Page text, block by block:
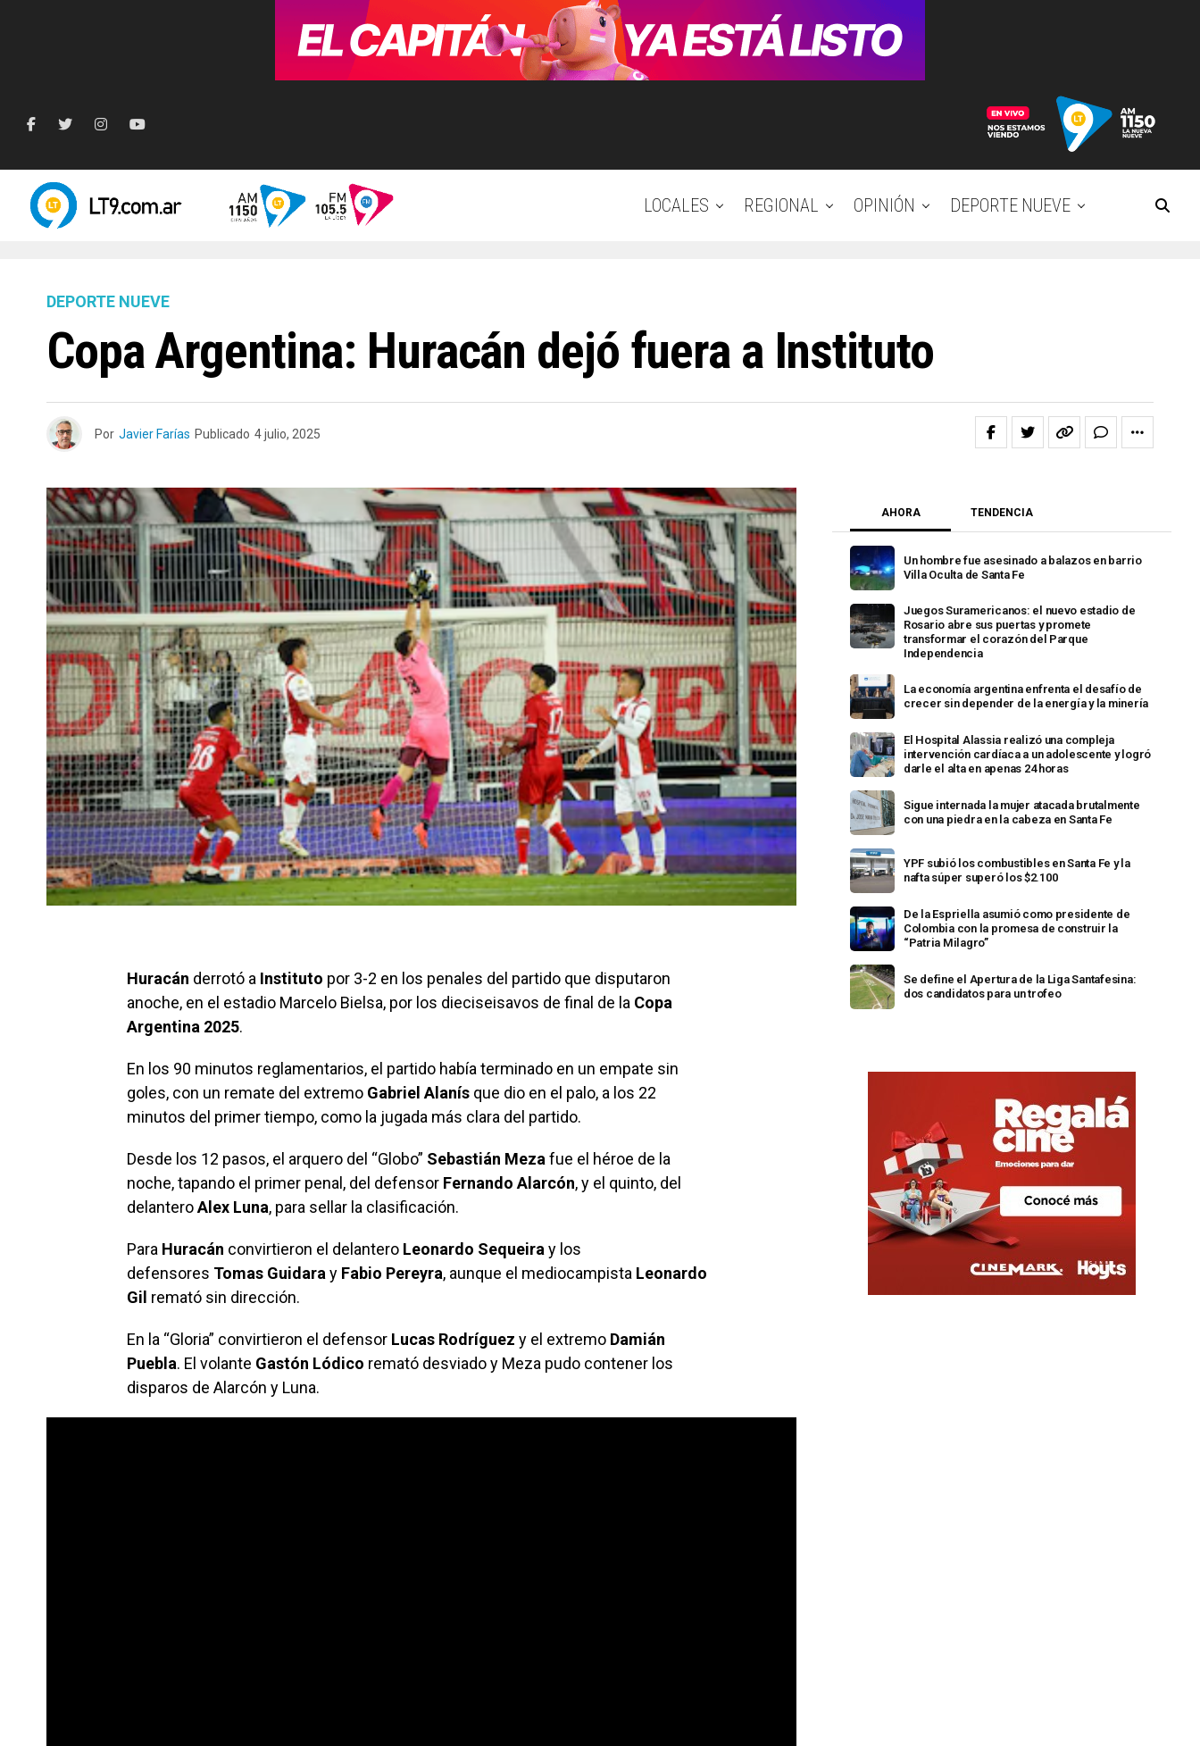
LOCALES REGIONAL OPINIÓN DEPORTE NUEVE
DEPORTE NUEVE
Copa Argentina: Huracán dejó fuera a Instituto
Por Javier Farías Publicado 4 julio, 2025
Huracán derrotó a Instituto por 3-2 en los penales del partido que disputaron
anoche, en el estadio Marcelo Bielsa, por los dieciseisavos de final de la Copa
Argentina 2025.
En los 90 minutos reglamentarios, el partido había terminado en un empate sin
goles, con un remate del extremo Gabriel Alanís que dio en el palo, a los 22
minutos del primer tiempo, como la jugada más clara del partido.
Desde los 12 pasos, el arquero del “Globo” Sebastián Meza fue el héroe de la
noche, tapando el primer penal, del defensor Fernando Alarcón, y el quinto, del
delanteroAlex Luna, para sellar la clasificación.
Para Huracán convirtieron el delantero Leonardo Sequeira y los
defensores Tomas Guidara y Fabio Pereyra, aunque el mediocampista Leonardo
Gil remató sin dirección.
En la “Gloria” convirtieron el defensor Lucas Rodríguez y el extremo Damián
Puebla. El volante Gastón Lódico remató desviado y Meza pudo contener los
disparos de Alarcón y Luna.
AHORA TENDENCIA
Un hombre fue asesinado a balazos en barrio
Villa Oculta de Santa Fe
Juegos Suramericanos: el nuevo estadio de
Rosario abre sus puertas y promete
transformar el corazón del Parque
Independencia
La economía argentina enfrenta el desafío de
crecer sin depender de la energía y la minería
El Hospital Alassia realizó una compleja
intervención cardíaca a un adolescente y logró
darle el alta en apenas 24 horas
Sigue internada la mujer atacada brutalmente
con una piedra en la cabeza en Santa Fe
YPF subió los combustibles en Santa Fe y la
nafta súper superó los $2.100
De la Espriella asumió como presidente de
Colombia con la promesa de construir la
“Patria Milagro”
Se define el Apertura de la Liga Santafesina:
dos candidatos para un trofeo